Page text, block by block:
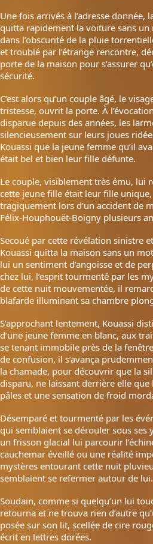
Une fois arrivés à l’adresse donnée,
quitta rapidement la voiture sans un
dans l’obscurité de la pluie
et troublé par l’étrange rencontre,
porte de la maison pour s’assurer
sécurité.
C’est alors qu’un couple âgé, le
tristesse, ouvrit la porte. À
disparue depuis des années, les
silencieusement sur leurs joues
Kouassi que la jeune femme qu’il
était bel et bien leur fille défunte.
Le couple, visiblement très ému, lui
cette jeune fille était leur fille unique,
tragiquement lors d’un accident de
Félix-Houphouët-Boigny plusieurs
Secoué par cette révélation sinistre
Kouassi quitta la maison sans un
lui un sentiment d’angoisse et de
chez lui, l’esprit tourmenté par les
de cette nuit mouvementée, il
blafarde illuminant sa chambre
S’approchant lentement, Kouassi
d’une jeune femme en blanc, aux
se tenant immobile près de la
de confusion, il s’avança
la chamade, pour découvrir que la
disparu, ne laissant derrière elle
pâles et une sensation de froid
Désemparé et tourmenté par les
qui semblaient se dérouler sous ses
un frisson glacial lui parcourir
cauchemar éveillé ou une réalité
mystères entourant cette nuit
semblaient se refermer autour de lui.
Soudain, comme si quelqu’un lui
retourna et ne trouva rien d’autre
posée sur son lit, scellée de cire
écrit en lettres dorées.